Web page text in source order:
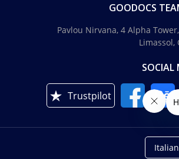
GOODOCS
Pavlou Nirvana, 4 Alpha
Limassol,
SOCIAL
Trustpilot